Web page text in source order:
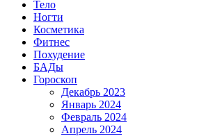
Тело
Ногти
Косметика
Фитнес
Похудение
БАДы
Гороскоп
Декабрь 2023
Январь 2024
Февраль 2024
Апрель 2024